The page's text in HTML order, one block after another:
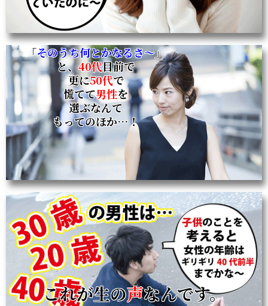
「そのうち何とかなるさ～」
と、40代目前で
更に50代で
慌てて男性を
選ぶなんて
もってのほか…！
これが生の声なんです。